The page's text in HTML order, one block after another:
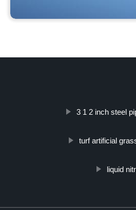
3 1 2 inch steel
turf artificial
liquid